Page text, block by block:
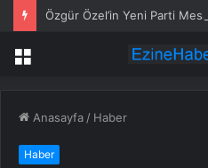
Menü
Anasayfa / Haber
Haber